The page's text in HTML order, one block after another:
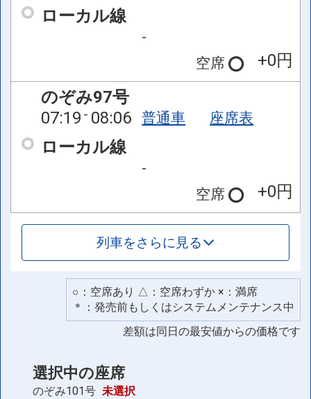
ローカル線
-
空席
+0円
のぞみ97号
07:19 08:06 普通車 座席表
ローカル線
-
空席
+0円
列車をさらに見る
○：空席あり △：空席わずか ×：満席
＊：発売前もしくはシステムメンテナンス中
差額は同日の最安値からの価格です
選択中の座席
のぞみ101号 未選択